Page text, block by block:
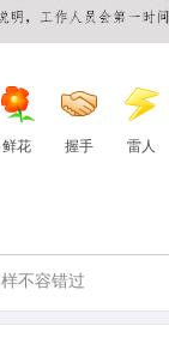
鲜花 握手 雷人
不容错过